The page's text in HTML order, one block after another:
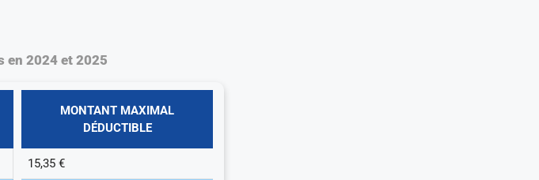
en 2024 et 2025
MONTANT MAXIMAL
DÉDUCTIBLE
15,35 €